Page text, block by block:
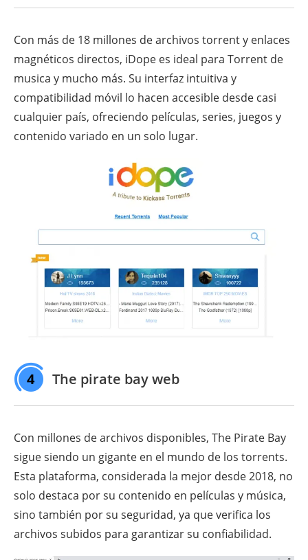
Con más de 18 millones de archivos torrent y enlaces
magnéticos directos, iDope es ideal para Torrent de
musica y mucho más. Su interfaz intuitiva y
compatibilidad móvil lo hacen accesible desde casi
cualquier país, ofreciendo películas, series, juegos y
contenido variado en un solo lugar.
4 The pirate bay web
Con millones de archivos disponibles, The Pirate Bay
sigue siendo un gigante en el mundo de los torrents.
Esta plataforma, considerada la mejor desde 2018, no
solo destaca por su contenido en películas y música,
sino también por su seguridad, ya que verifica los
archivos subidos para garantizar su confiabilidad.